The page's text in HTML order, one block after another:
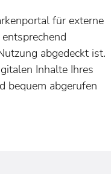
für externe
abgedeckt ist.
Inhalte Ihres
bequem abgerufen